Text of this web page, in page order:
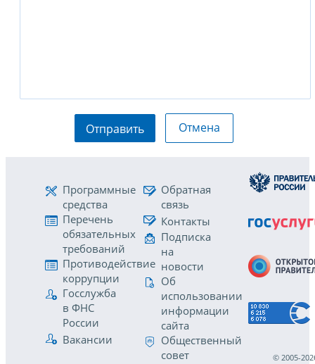
Отправить Отмена
Программные
средства
Перечень
обязательных
требований
Противодействие
коррупции
Госслужба
в ФНС
России
Вакансии
Обратная
связь
Контакты
Подписка
на
новости
Об
использовании
информации
сайта
Общественный
совет
© 2005-